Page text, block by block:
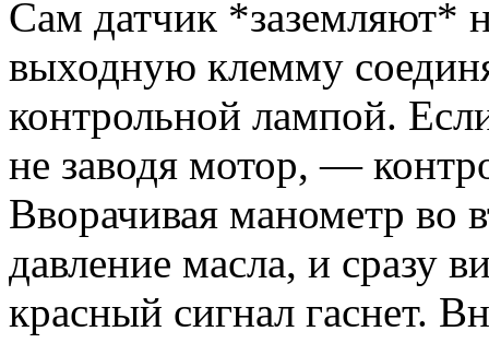
Сам датчик *заземляют*
выходную клемму
контрольной лампой.
не заводя мотор, —
Вворачивая манометр во
давление масла, и сразу
красный сигнал гаснет.